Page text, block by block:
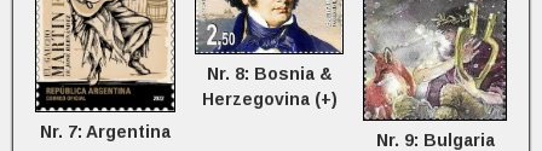
Nr. 7: Argentina
Nr. 8: Bosnia &
Herzegovina (+)
Nr. 9: Bulgaria